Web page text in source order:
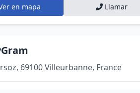
en mapa Llamar
69100 Villeurbanne, France